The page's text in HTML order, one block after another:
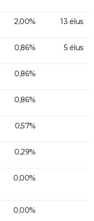
2,00% 13 élus
0,86% 5 élus
0,86%
0,86%
0,57%
0,29%
0,00%
0,00%